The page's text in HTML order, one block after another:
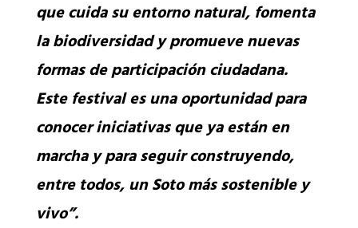
que cuida su entorno natural, fomenta
la biodiversidad y promueve nuevas
formas de participación ciudadana.
Este festival es una oportunidad para
conocer iniciativas que ya están en
marcha y para seguir construyendo,
entre todos, un Soto más sostenible y
vivo”.